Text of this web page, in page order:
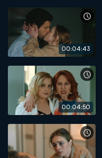
00:04:43
00:04:50